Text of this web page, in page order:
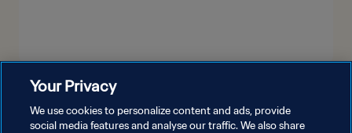
Your Privacy
We use cookies to personalize content and ads, provide
social media features and analyse our traffic. We also share